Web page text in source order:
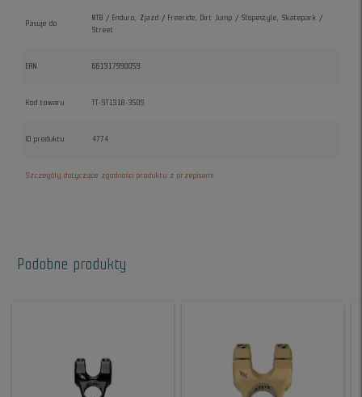
Pasuje do
MTB / Enduro, Zjazd / Freeride, Dirt Jump / Slopestyle, Skatepark /
Street
EAN 661317990059
Kod towaru TT-ST1318-35OS
ID produktu 4774
Szczegóły dotyczące zgodności produktu z przepisami
Podobne produkty